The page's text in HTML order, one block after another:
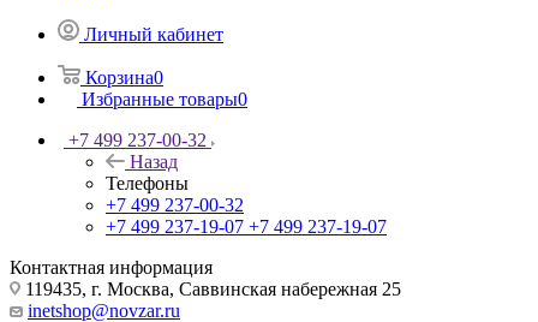
Личный кабинет
Корзина0
Избранные товары0
+7 499 237-00-32
Назад
Телефоны
+7 499 237-00-32
+7 499 237-19-07 +7 499 237-19-07
Контактная информация
119435, г. Москва, Саввинская набережная 25
inetshop@novzar.ru